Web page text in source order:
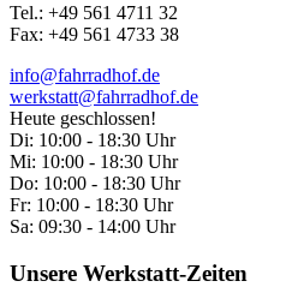
Tel.: +49 561 4711 32
Fax: +49 561 4733 38
info@fahrradhof.de
werkstatt@fahrradhof.de
Heute geschlossen!
Di: 10:00 - 18:30 Uhr
Mi: 10:00 - 18:30 Uhr
Do: 10:00 - 18:30 Uhr
Fr: 10:00 - 18:30 Uhr
Sa: 09:30 - 14:00 Uhr
Unsere Werkstatt-Zeiten